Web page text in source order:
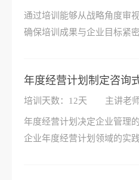
通过培训能够从战略角度审
确保培训成果与企业目标紧密
年度经营计划制定咨询
培训天数：12天 主讲老
年度经营计划决定企业管理
企业年度经营计划领域的实